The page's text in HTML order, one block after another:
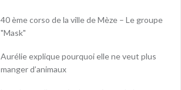
40 ème corso de la ville de Mèze – Le groupe
"Mask"
Aurélie explique pourquoi elle ne veut plus
manger d’animaux